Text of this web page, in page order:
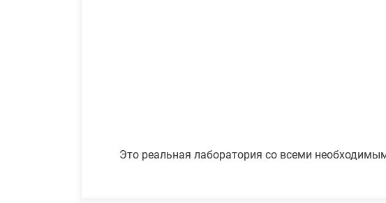
Это реальная лаборатория со всеми